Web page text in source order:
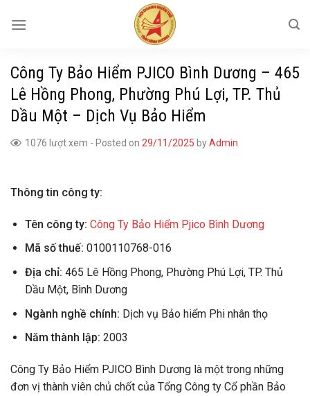
Công Ty Bảo Hiểm PJICO Bình Dương – 465
Lê Hồng Phong, Phường Phú Lợi, TP. Thủ
Dầu Một – Dịch Vụ Bảo Hiểm
1076 lượt xem - Posted on 29/11/2025 byAdmin
Thông tin công ty:
Tên công ty: Công Ty Bảo Hiểm Pjico Bình Dương
Mã số thuế: 0100110768-016
Địa chỉ: 465 Lê Hồng Phong, Phường Phú Lợi, TP. Thủ
Dầu Một, Bình Dương
Ngành nghề chính: Dịch vụ Bảo hiểm Phi nhân thọ
Năm thành lập: 2003
Công Ty Bảo Hiểm PJICO Bình Dương là một trong những
đơn vị thành viên chủ chốt của Tổng Công ty Cổ phần Bảo